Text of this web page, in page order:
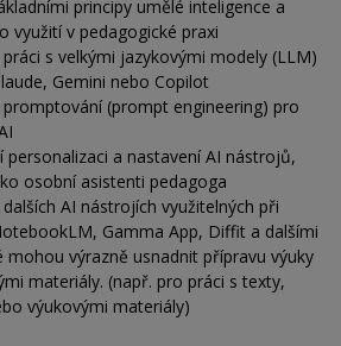
principy umělé inteligence a
využití v pedagogické praxi
s velkými jazykovými modely (LLM)
Gemini nebo Copilot
promptování (prompt engineering) pro
personalizaci a nastavení AI nástrojů,
osobní asistenti pedagoga
AI nástrojích využitelných při
Gamma App, Diffit a dalšími
mohou výrazně usnadnit přípravu výuky
materiály. (např. pro práci s texty,
výukovými materiály)